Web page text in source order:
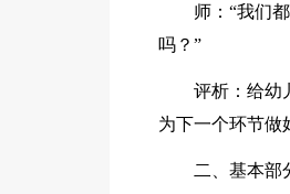
师：“我们
吗？”
评析：给幼
为下一个环节做
二、基本部